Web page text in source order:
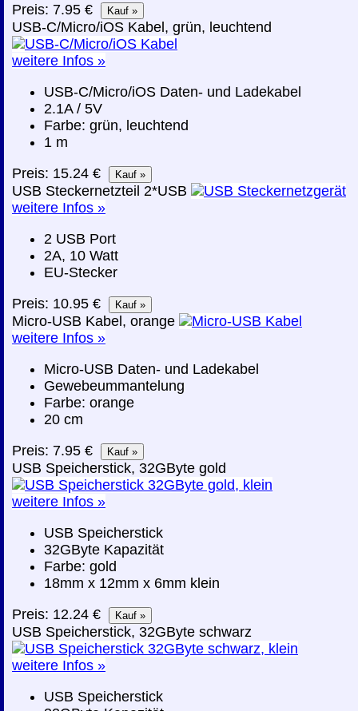
Preis: 7.95 €
USB-C/Micro/iOS Kabel, grün, leuchtend
weitere Infos »
USB-C/Micro/iOS Daten- und Ladekabel
2.1A / 5V
Farbe: grün, leuchtend
1 m
Preis: 15.24 €
USB Steckernetzteil 2*USB
weitere Infos »
2 USB Port
2A, 10 Watt
EU-Stecker
Preis: 10.95 €
Micro-USB Kabel, orange
weitere Infos »
Micro-USB Daten- und Ladekabel
Gewebeummantelung
Farbe: orange
20 cm
Preis: 7.95 €
USB Speicherstick, 32GByte gold
weitere Infos »
USB Speicherstick
32GByte Kapazität
Farbe: gold
18mm x 12mm x 6mm klein
Preis: 12.24 €
USB Speicherstick, 32GByte schwarz
weitere Infos »
USB Speicherstick